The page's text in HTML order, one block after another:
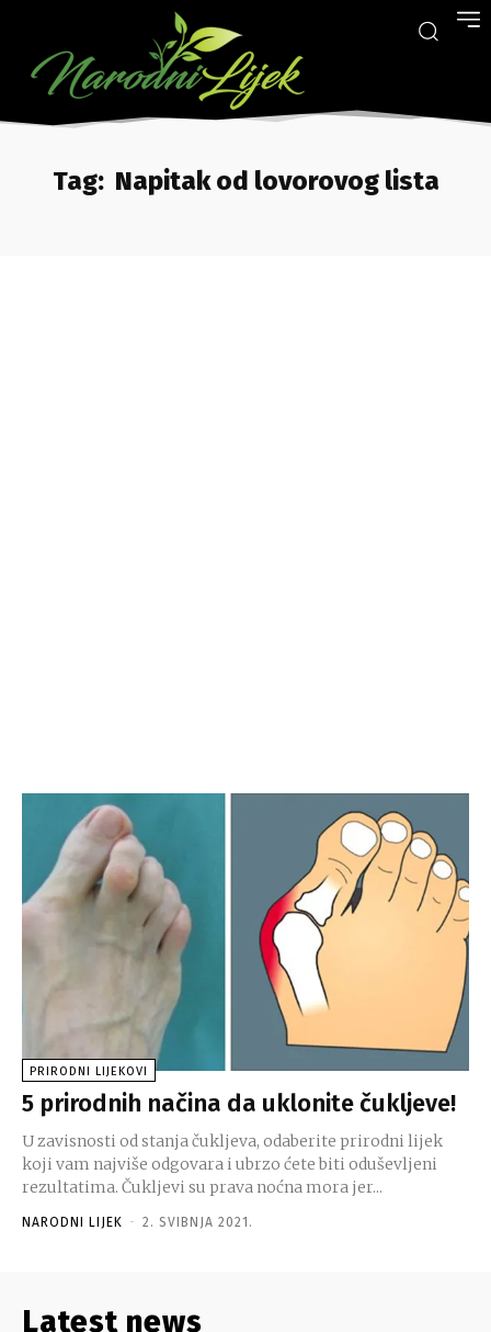
Tag: Napitak od lovorovog lista
PRIRODNI LIJEKOVI
5 prirodnih načina da uklonite čukljeve!
U zavisnosti od stanja čukljeva, odaberite prirodni lijek
koji vam najviše odgovara i ubrzo ćete biti oduševljeni
rezultatima. Čukljevi su prava noćna mora jer...
NARODNI LIJEK - 2. SVIBNJA 2021.
Latest news